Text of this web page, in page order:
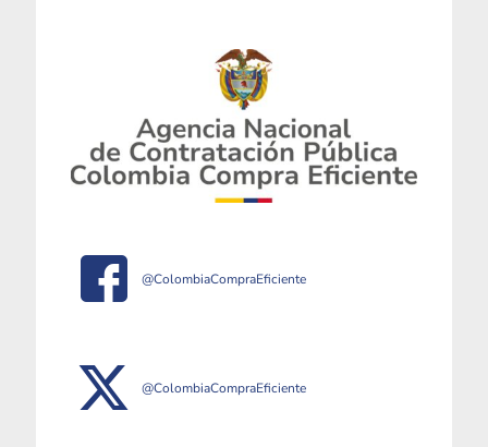
@ColombiaCompraEficiente
@ColombiaCompraEficiente